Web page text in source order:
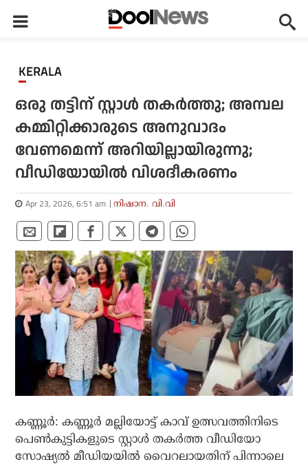
KERALA
ഒരു തട്ടിന് സ്റ്റാള്‍ തകര്‍ത്തു; അമ്പല
കമ്മിറ്റിക്കാരുടെ അനുവാദം
വേണമെന്ന് അറിയില്ലായിരുന്നു;
വീഡിയോയില്‍ വിശദീകരണം
Apr 23, 2026, 6:51 am നിഷാന. വി.വി
കണ്ണൂര്‍: കണ്ണൂര്‍ മല്ലിയോട്ട് കാവ് ഉത്സവത്തിനിടെ
പെണ്‍കുട്ടികളുടെ സ്റ്റാള്‍ തകര്‍ത്ത വീഡിയോ
സോഷ്യല്‍ മീഡിയയില്‍ വൈറലായതിന് പിന്നാലെ